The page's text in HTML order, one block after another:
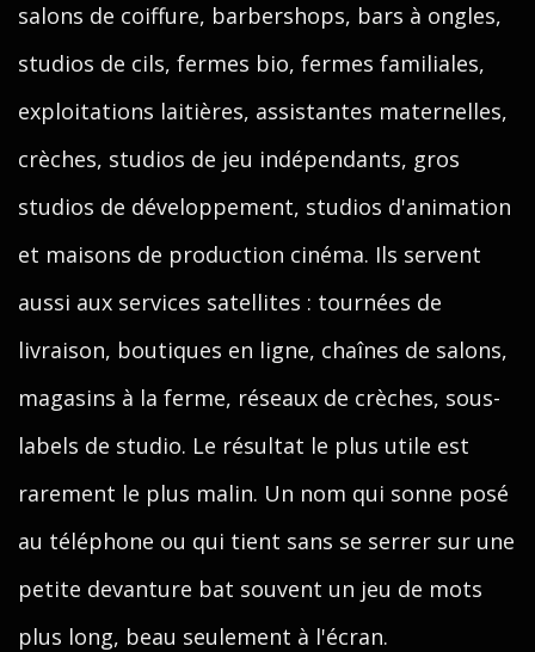
salons de coiffure, barbershops, bars à ongles,
studios de cils, fermes bio, fermes familiales,
exploitations laitières, assistantes maternelles,
crèches, studios de jeu indépendants, gros
studios de développement, studios d'animation
et maisons de production cinéma. Ils servent
aussi aux services satellites : tournées de
livraison, boutiques en ligne, chaînes de salons,
magasins à la ferme, réseaux de crèches, sous-
labels de studio. Le résultat le plus utile est
rarement le plus malin. Un nom qui sonne posé
au téléphone ou qui tient sans se serrer sur une
petite devanture bat souvent un jeu de mots
plus long, beau seulement à l'écran.